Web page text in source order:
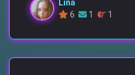
Lina
6
1 1